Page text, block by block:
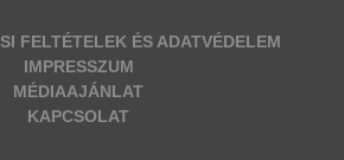
FELTÉTELEK ÉS ADATVÉDELEM
IMPRESSZUM
MÉDIAAJÁNLAT
KAPCSOLAT